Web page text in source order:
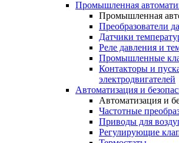
Промышленная
Промышленная
Преобразователи
Датчики
Реле давления и
Промышленные
Контакторы и
электродвигателей
Автоматизация и
Автоматизация и
Частотные
Приводы для
Регулирующие